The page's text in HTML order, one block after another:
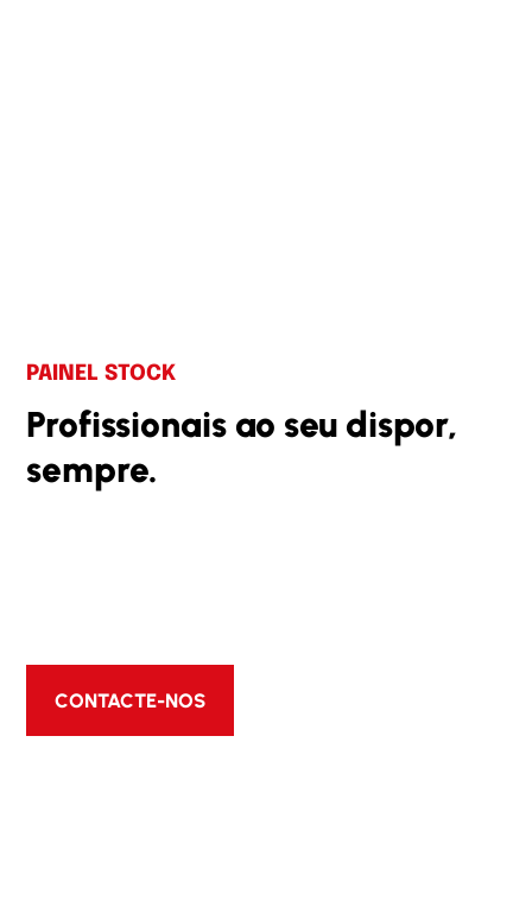
PAINEL STOCK
Profissionais ao seu dispor,
sempre.
CONTACTE-NOS